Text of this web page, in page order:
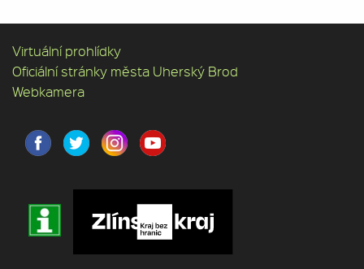
Virtuální prohlídky
Oficiální stránky města Uherský Brod
Webkamera